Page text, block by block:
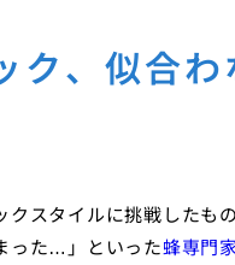
ク、似合
スタイルに挑戦したも
った…」といった蜂専門